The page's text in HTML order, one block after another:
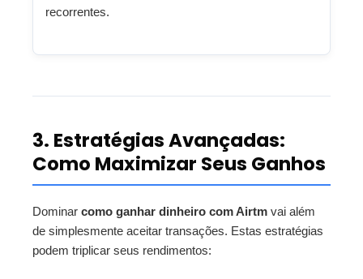
recorrentes.
3. Estratégias Avançadas:
Como Maximizar Seus Ganhos
Dominar como ganhar dinheiro com Airtm vai além
de simplesmente aceitar transações. Estas estratégias
podem triplicar seus rendimentos: